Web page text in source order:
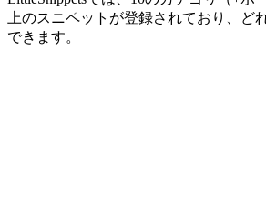
上のスニペットが登録されており、ど
できます。